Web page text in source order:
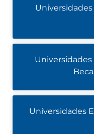
Universidades
Universidades